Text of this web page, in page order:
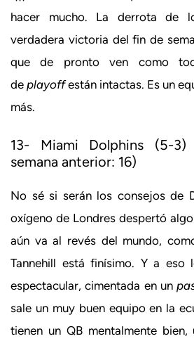
hacer mucho. La derrota de
verdadera victoria del fin de
que de pronto ven como
de playoffestán intactas. Es un
más.
13- Miami Dolphins (5-
semana anterior: 16)
No sé si serán los consejos de
oxígeno de Londres despertó
aún va al revés del mundo,
Tannehill está finísimo. Y a eso
espectacular, cimentada en un
sale un muy buen equipo en la
tienen un QB mentalmente